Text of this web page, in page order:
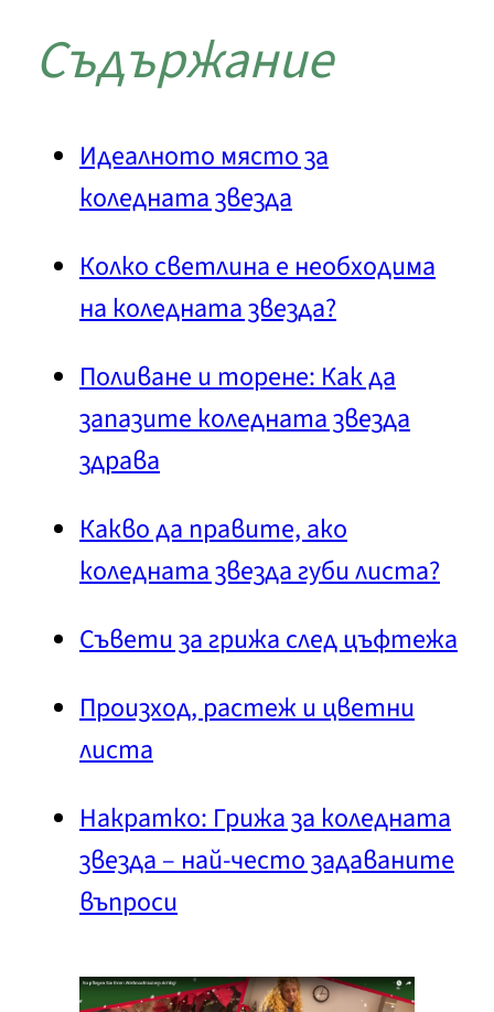
Съдържание
Идеалното място за
коледната звезда
Колко светлина е необходима
на коледната звезда?
Поливане и торене: Как да
запазите коледната звезда
здрава
Какво да правите, ако
коледната звезда губи листа?
Съвети за грижа след цъфтежа
Произход, растеж и цветни
листа
Накратко: Грижа за коледната
звезда – най-често задаваните
въпроси